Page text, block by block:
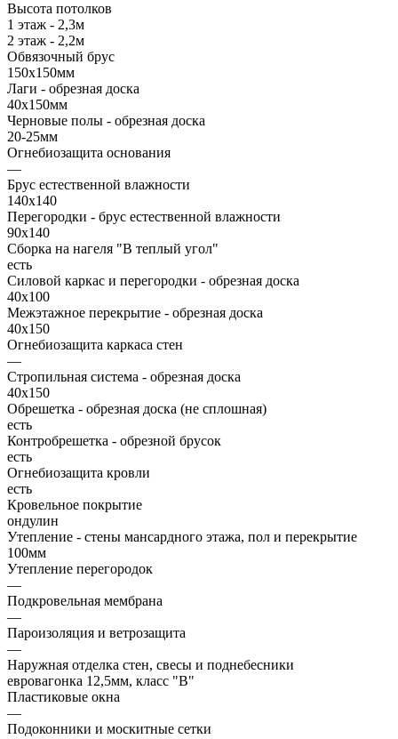
Высота потолков
1 этаж - 2,3м
2 этаж - 2,2м
Обвязочный брус
150х150мм
Лаги - обрезная доска
40х150мм
Черновые полы - обрезная доска
20-25мм
Огнебиозащита основания
—
Брус естественной влажности
140х140
Перегородки - брус естественной влажности
90х140
Сборка на нагеля "В теплый угол"
есть
Силовой каркас и перегородки - обрезная доска
40х100
Межэтажное перекрытие - обрезная доска
40х150
Огнебиозащита каркаса стен
—
Стропильная система - обрезная доска
40х150
Обрешетка - обрезная доска (не сплошная)
есть
Контробрешетка - обрезной брусок
есть
Огнебиозащита кровли
есть
Кровельное покрытие
ондулин
Утепление - стены мансардного этажа, пол и перекрытие
100мм
Утепление перегородок
—
Подкровельная мембрана
—
Пароизоляция и ветрозащита
—
Наружная отделка стен, свесы и поднебесники
евровагонка 12,5мм, класс "В"
Пластиковые окна
—
Подоконники и москитные сетки